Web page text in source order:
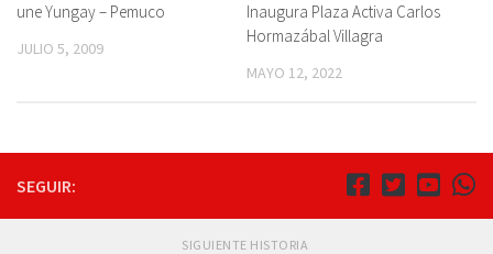
une Yungay – Pemuco
JULIO 5, 2009
Inaugura Plaza Activa Carlos
Hormazábal Villagra
MAYO 12, 2022
SEGUIR:
SIGUIENTE HISTORIA